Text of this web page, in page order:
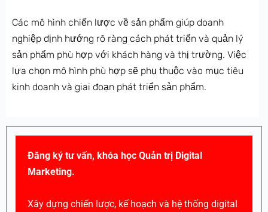
Các mô hình chiến lược về sản phẩm giúp doanh
nghiệp định hướng rõ ràng cách phát triển và quản lý
sản phẩm phù hợp với khách hàng và thị trường. Việc
lựa chọn mô hình phù hợp sẽ phụ thuộc vào mục tiêu
kinh doanh và giai đoạn phát triển sản phẩm.
Đăng ký tư vấn, khóa học Quản trị Digital
Marketing.
Xây dựng chiến lược, kế hoạch và hệ thống digital